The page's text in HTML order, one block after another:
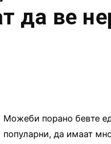
да ве
Можеби порано бевте
популарни, да имаат